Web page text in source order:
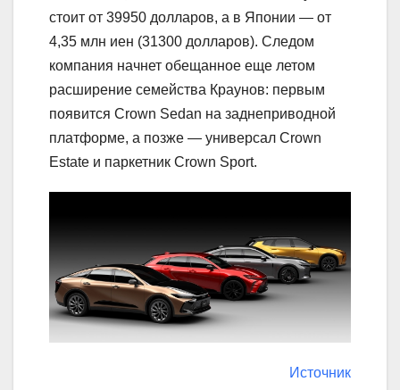
стоит от 39950 долларов, а в Японии — от
4,35 млн иен (31300 долларов). Следом
компания начнет обещанное еще летом
расширение семейства Краунов: первым
появится Crown Sedan на заднеприводной
платформе, а позже — универсал Crown
Estate и паркетник Crown Sport.
Источник